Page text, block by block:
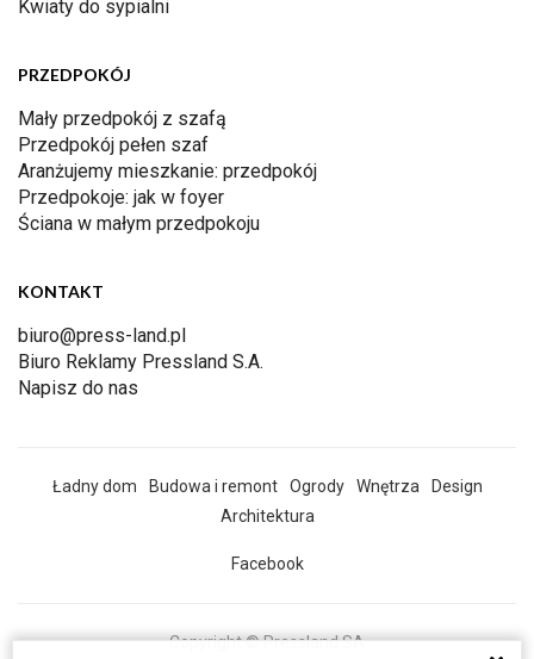
Kwiaty do sypialni
PRZEDPOKÓJ
Mały przedpokój z szafą
Przedpokój pełen szaf
Aranżujemy mieszkanie: przedpokój
Przedpokoje: jak w foyer
Ściana w małym przedpokoju
KONTAKT
biuro@press-land.pl
Biuro Reklamy Pressland S.A.
Napisz do nas
Ładny dom Budowa i remont Ogrody Wnętrza
Design
Architektura
Facebook
Copyright © Pressland SA